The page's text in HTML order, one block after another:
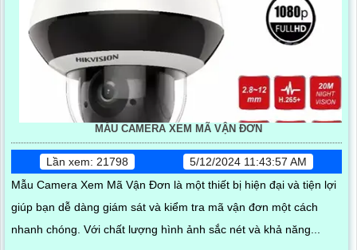
MẪU CAMERA XEM MÃ VẬN ĐƠN
Lần xem: 21798
5/12/2024 11:43:57 AM
Mẫu Camera Xem Mã Vận Đơn là một thiết bị hiện đại và tiện lợi
giúp bạn dễ dàng giám sát và kiểm tra mã vận đơn một cách
nhanh chóng. Với chất lượng hình ảnh sắc nét và khả năng...